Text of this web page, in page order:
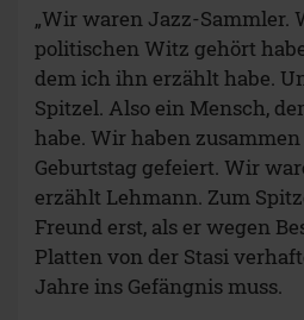
„Wir waren Jazz-Sammler.
politischen Witz gehört
dem ich ihn erzählt habe.
Spitzel. Also ein Mensch,
habe. Wir haben
Geburtstag gefeiert. Wir
erzählt Lehmann. Zum
Freund erst, als er wegen
Platten von der Stasi
Jahre ins Gefängnis muss.